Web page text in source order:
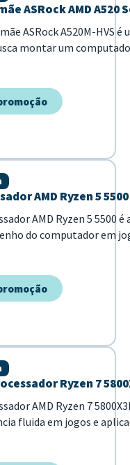
ASRock AMD A520
ASRock A520M-HVS
montar um
ATX, ela oferece o
de espaço. - Socket AM4
AMD Ryzen 5
AMD Ryzen 5 5500
do computador em
eficiente, ele oferece
aplicações mais
Ryzen 7
AMD Ryzen 7
fluida em jogos e
de dados para u...